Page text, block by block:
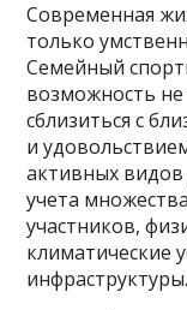
Современная
только
Семейный
возможность
сблизиться с
и
активных видов
учета
участников,
климатические
инфраструктуры.